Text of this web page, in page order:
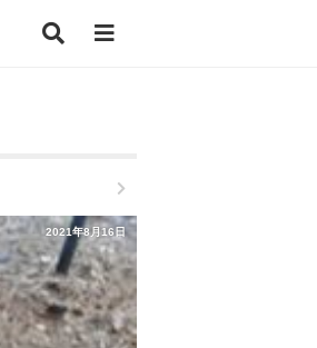
2021年8月16日